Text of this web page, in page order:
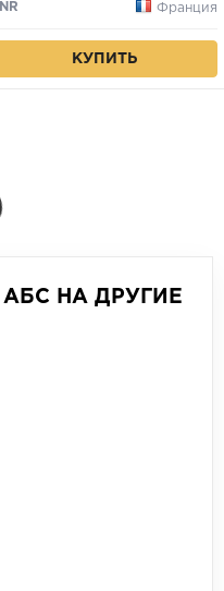
Франция
КУПИТЬ
НА ДРУГИЕ